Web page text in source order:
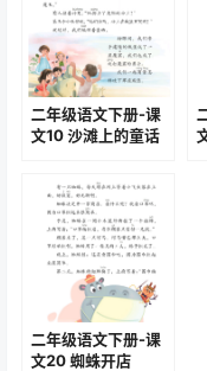
二年级语文下册-课
文10 沙滩上的童话
二年级语文下册-课
文20 蜘蛛开店